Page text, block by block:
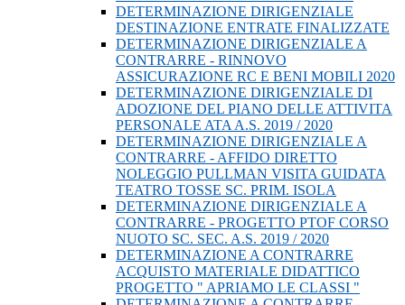
DETERMINAZIONE DIRIGENZIALE
DESTINAZIONE ENTRATE FINALIZZATE
DETERMINAZIONE DIRIGENZIALE A
CONTRARRE - RINNOVO
ASSICURAZIONE RC E BENI MOBILI 2020
DETERMINAZIONE DIRIGENZIALE DI
ADOZIONE DEL PIANO DELLE ATTIVITA
PERSONALE ATA A.S. 2019 / 2020
DETERMINAZIONE DIRIGENZIALE A
CONTRARRE - AFFIDO DIRETTO
NOLEGGIO PULLMAN VISITA GUIDATA
TEATRO TOSSE SC. PRIM. ISOLA
DETERMINAZIONE DIRIGENZIALE A
CONTRARRE - PROGETTO PTOF CORSO
NUOTO SC. SEC. A.S. 2019 / 2020
DETERMINAZIONE A CONTRARRE
ACQUISTO MATERIALE DIDATTICO
PROGETTO " APRIAMO LE CLASSI "